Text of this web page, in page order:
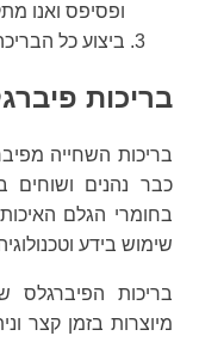
ופסיפס ואנו
ביצוע כל
בריכות
בריכות השחייה
כבר נהנים
בחומרי הגלם
שימוש בידע
בריכות הפיברגלס
מיוצרות בזמן קצר